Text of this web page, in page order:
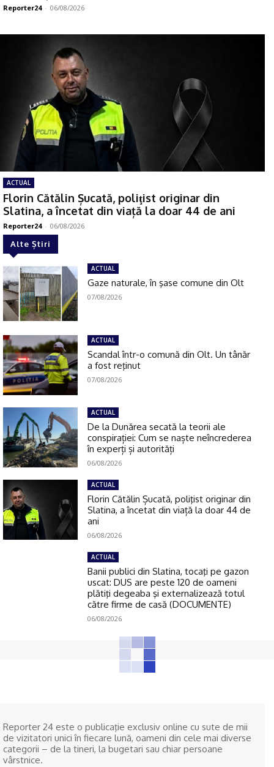
Reporter24 - 06/08/2026
ACTUAL
Florin Cătălin Șucată, poliţist originar din
Slatina, a încetat din viață la doar 44 de ani
Reporter24 - 06/08/2026
Alte Știri
ACTUAL
Gaze naturale, în şase comune din Olt
07/08/2026
ACTUAL
Scandal într-o comună din Olt. Un tânăr
a fost reţinut
07/08/2026
ACTUAL
De la Dunărea secată la teorii ale
conspirației: Cum se naște neîncrederea
în experți și autorități
06/08/2026
ACTUAL
Florin Cătălin Șucată, poliţist originar din
Slatina, a încetat din viață la doar 44 de
ani
06/08/2026
ACTUAL
Banii publici din Slatina, tocaţi pe gazon
uscat: DUS are peste 120 de oameni
plătiţi degeaba şi externalizează totul
către firme de casă (DOCUMENTE)
06/08/2026
Reporter 24 este o publicaţie exclusiv online cu sute de mii
de vizitatori unici în fiecare lună, oameni din cele mai diverse
categorii – de la tineri, la bugetari sau chiar persoane
vârstnice.